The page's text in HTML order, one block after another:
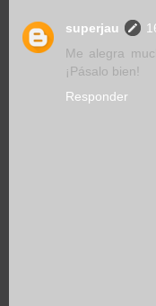
superjau
Me alegra
¡Pásalo bien!
Responder